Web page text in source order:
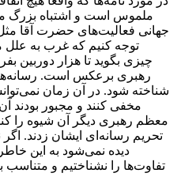
ملموس است و اشتباه بزرگ
جهانی فعالیت‌های حضرت آقا
توجه کنیم که غرب به علل
چیزی بگوید تا هزار دوربین
رهبری برعکس است.
شناخته شود. در آن زمان
مخفی کنند و مجبور بودند
معظم رهبری دیگر آن شیوه را
تحریم رسانه‌ای ایشان زدند.
دیده نمی‌شود به این
تفاوت‌ها را نشناختیم و